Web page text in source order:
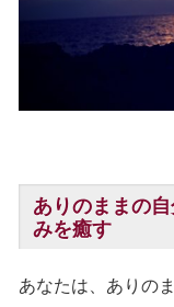
ありのままの
みを癒す
あなたは、ありの